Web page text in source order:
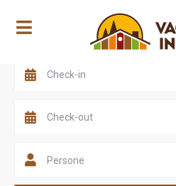
Scegli una valle
Persone